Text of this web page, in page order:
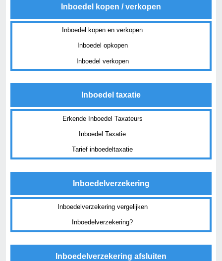
Inboedel kopen / verkopen
Inboedel kopen en verkopen
Inboedel opkopen
Inboedel verkopen
Inboedel taxatie
Erkende Inboedel Taxateurs
Inboedel Taxatie
Tarief inboedeltaxatie
Inboedelverzekering
Inboedelverzekering vergelijken
Inboedelverzekering?
Inboedelverzekering afsluiten